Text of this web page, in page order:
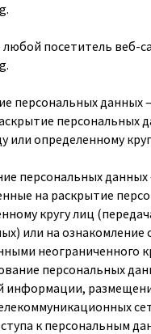
.
любой посетитель веб-
.
персональных данных
персональных
или определенному
персональных
на раскрытие
кругу лиц
или на ознакомление
неограниченного
персональных
информации,
к персональным